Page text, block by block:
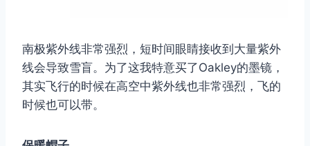
南极紫外线非常强烈，短时间眼睛接收到大量紫外
线会导致雪盲。为了这我特意买了Oakley的墨镜，
其实飞行的时候在高空中紫外线也非常强烈，飞的
时候也可以带。